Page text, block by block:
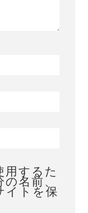
用するた
の名前、
イトを保